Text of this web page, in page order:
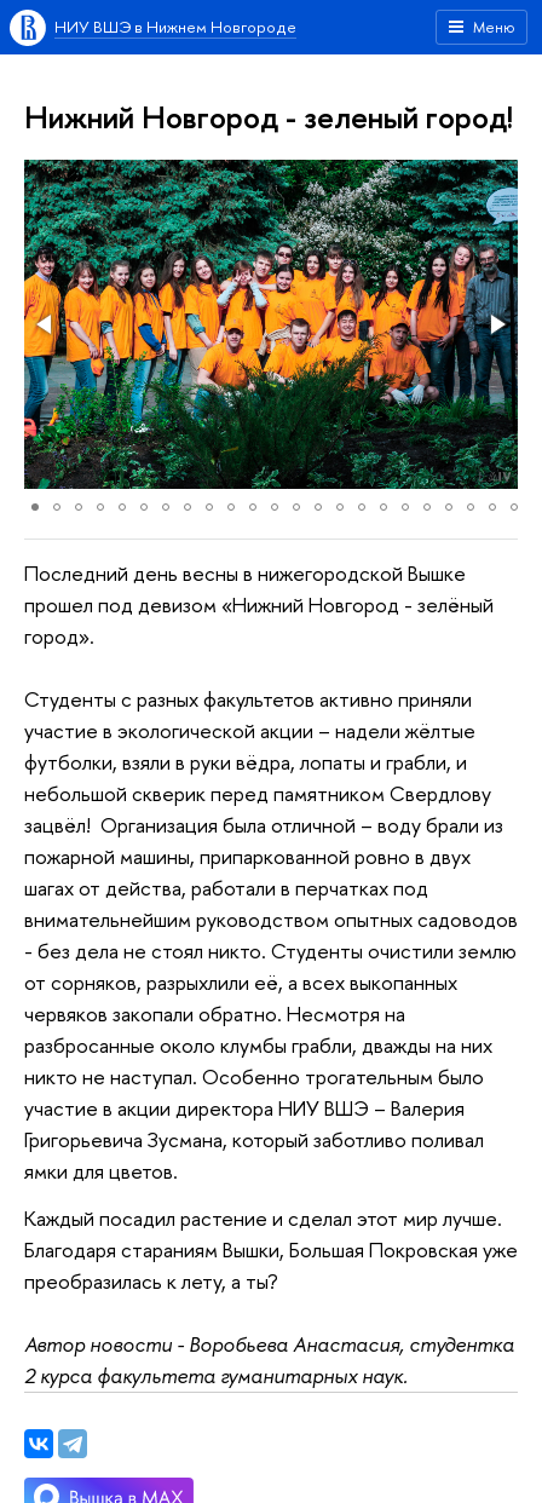
Меню
НИУ ВШЭ в Нижнем Новгороде
Нижний Новгород - зеленый город!
Последний день весны в нижегородской Вышке
прошел под девизом «Нижний Новгород - зелёный
город».
Студенты с разных факультетов активно приняли
участие в экологической акции – надели жёлтые
футболки, взяли в руки вёдра, лопаты и грабли, и
небольшой скверик перед памятником Свердлову
зацвёл! Организация была отличной – воду брали из
пожарной машины, припаркованной ровно в двух
шагах от действа, работали в перчатках под
внимательнейшим руководством опытных садоводов
- без дела не стоял никто. Студенты очистили землю
от сорняков, разрыхлили её, а всех выкопанных
червяков закопали обратно. Несмотря на
разбросанные около клумбы грабли, дважды на них
никто не наступал. Особенно трогательным было
участие в акции директора НИУ ВШЭ – Валерия
Григорьевича Зусмана, который заботливо поливал
ямки для цветов.
Каждый посадил растение и сделал этот мир лучше.
Благодаря стараниям Вышки, Большая Покровская уже
преобразилась к лету, а ты?
Автор новости - Воробьева Анастасия, студентка
2 курса факультета гуманитарных наук.